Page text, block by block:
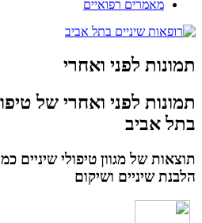
מאמרים רפואיים
תמונות לפני ואחרי
תמונות לפני ואחרי של
בתל אביב
תוצאות של מגוון טיפולי שיניים
הלבנת שיניים ושיקום